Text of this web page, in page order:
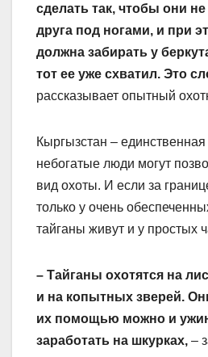
сделать так, чтобы они
друга под ногами, и при
должна забирать у
тот ее уже схватил. Это
рассказывает опытный
Кыргызстан –
небогатые люди могут
вид охоты. И если за
только у очень
тайганы живут и у простых
– Тайганы охотятся на
и на копытных зверей.
их помощью можно и
заработать на шкурках, –